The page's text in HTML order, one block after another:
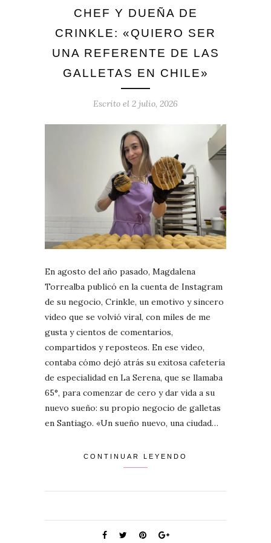
CHEF Y DUEÑA DE
CRINKLE: «QUIERO SER
UNA REFERENTE DE LAS
GALLETAS EN CHILE»
Escrito el 2 julio, 2026
En agosto del año pasado, Magdalena
Torrealba publicó en la cuenta de Instagram
de su negocio, Crinkle, un emotivo y sincero
video que se volvió viral, con miles de me
gusta y cientos de comentarios,
compartidos y reposteos. En ese video,
contaba cómo dejó atrás su exitosa cafetería
de especialidad en La Serena, que se llamaba
65°, para comenzar de cero y dar vida a su
nuevo sueño: su propio negocio de galletas
en Santiago. «Un sueño nuevo, una ciudad…
CONTINUAR LEYENDO